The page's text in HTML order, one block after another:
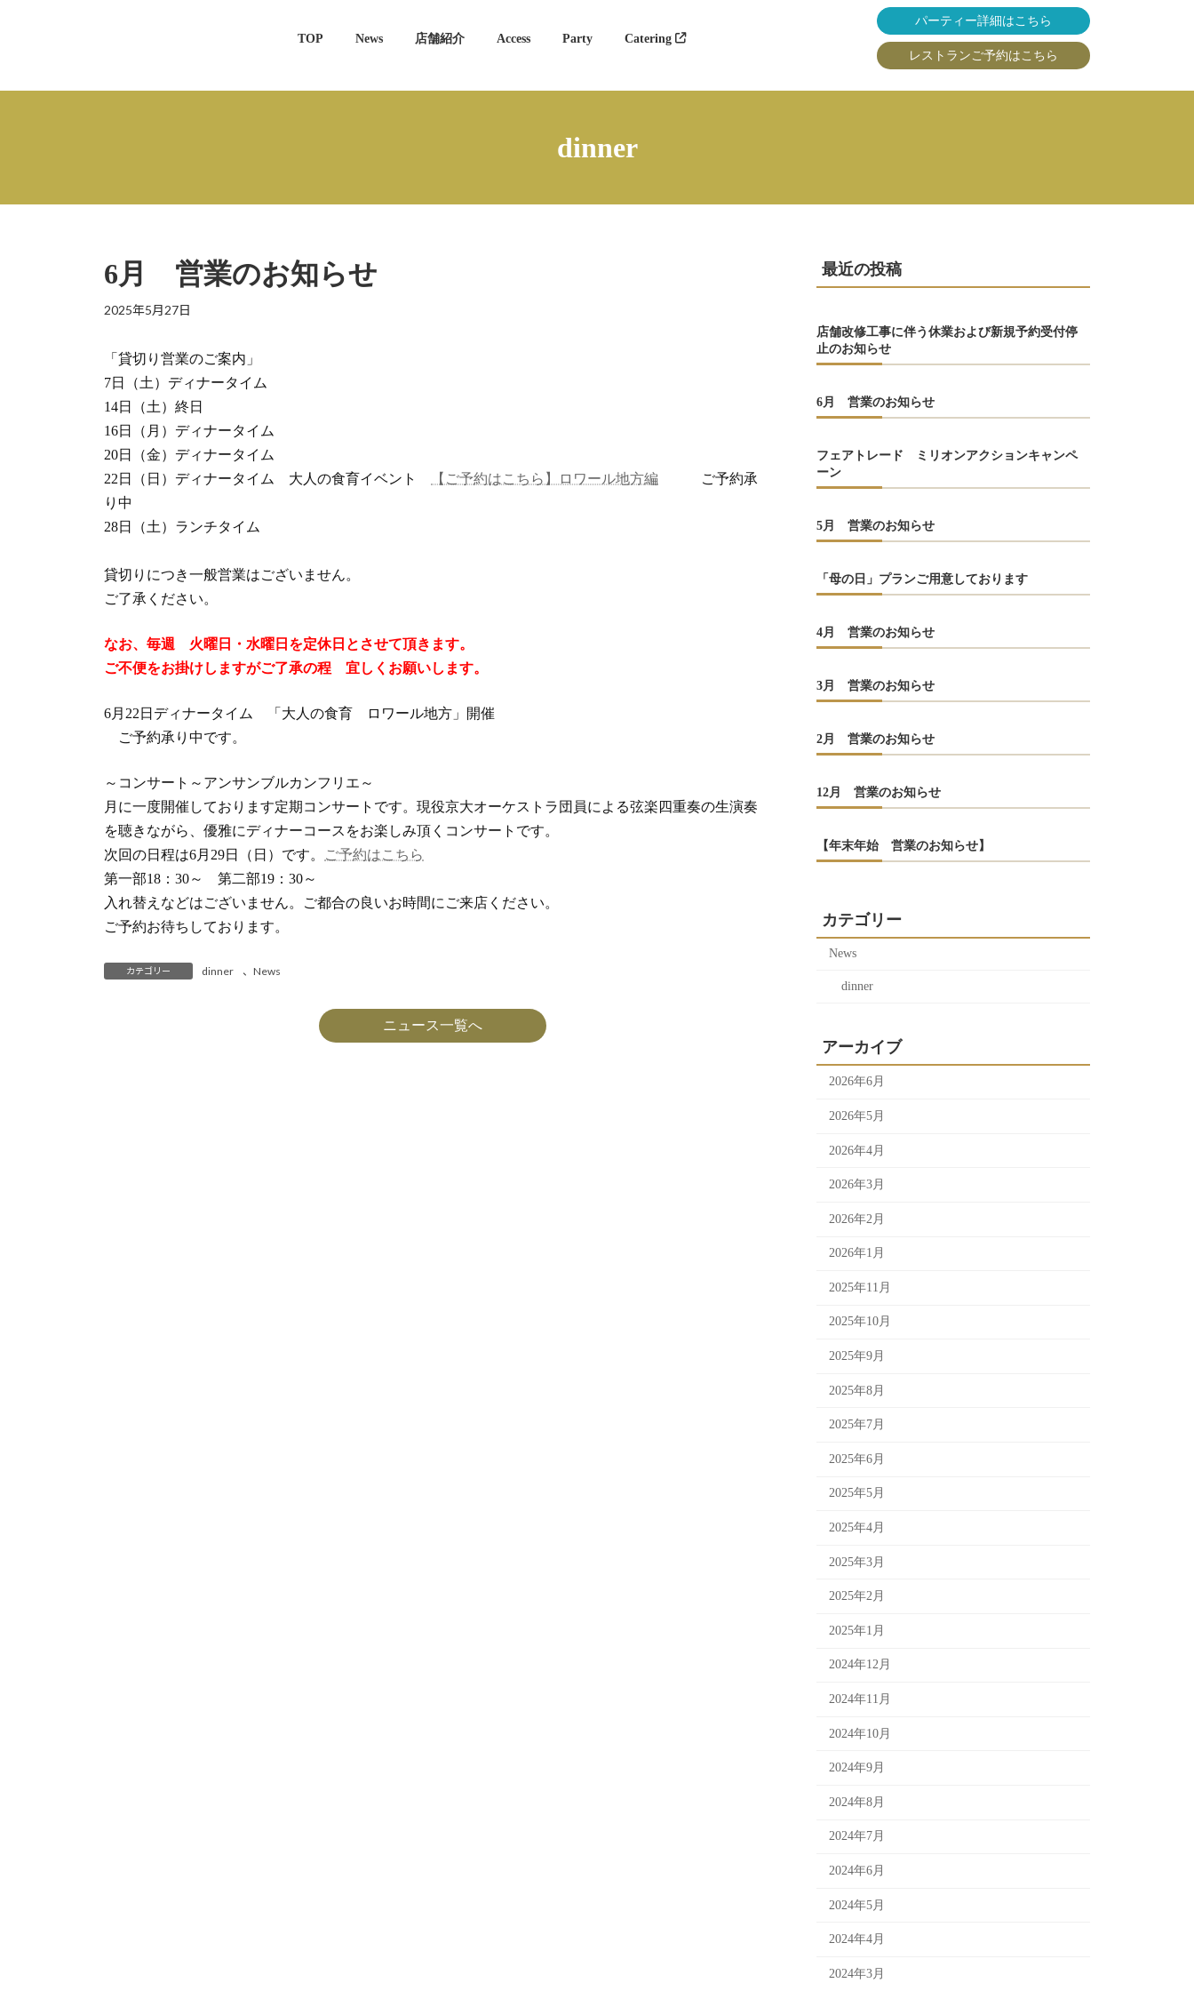
ツ
プ
シ
動
TOP News 店舗紹介 Access Party Catering
パーティー詳細はこちら
レストランご予約はこちら
dinner
6月 営業のお知らせ
2025年5月27日
「貸切り営業のご案内」
7日（土）ディナータイム
14日（土）終日
16日（月）ディナータイム
20日（金）ディナータイム
22日（日）ディナータイム 大人の食育イベント
【ご予約はこちら】ロワール地方編 ご予約承
り中
28日（土）ランチタイム
貸切りにつき一般営業はございません。
ご了承ください。
なお、毎週 火曜日・水曜日を定休日とさせて頂きます。
ご不便をお掛けしますがご了承の程 宜しくお願いします。
6月22日ディナータイム 「大人の食育 ロワール地方」開催
ご予約承り中です。
～コンサート～アンサンブルカンフリエ～
月に一度開催しております定期コンサートです。現役京大オーケストラ団員による弦楽四重奏の生演奏
を聴きながら、優雅にディナーコースをお楽しみ頂くコンサートです。
次回の日程は6月29日（日）です。
ご予約はこちら
第一部18：30～ 第二部19：30～
入れ替えなどはございません。ご都合の良いお時間にご来店ください。
ご予約お待ちしております。
カテゴリー dinner 、 News
ニュース一覧へ
最近の投稿
店舗改修工事に伴う休業および新規予約受付停
止のお知らせ
6月 営業のお知らせ
フェアトレード ミリオンアクションキャンペ
ーン
5月 営業のお知らせ
「母の日」プランご用意しております
4月 営業のお知らせ
3月 営業のお知らせ
2月 営業のお知らせ
12月 営業のお知らせ
【年末年始 営業のお知らせ】
カテゴリー
News
dinner
アーカイブ
2026年6月
2026年5月
2026年4月
2026年3月
2026年2月
2026年1月
2025年11月
2025年10月
2025年9月
2025年8月
2025年7月
2025年6月
2025年5月
2025年4月
2025年3月
2025年2月
2025年1月
2024年12月
2024年11月
2024年10月
2024年9月
2024年8月
2024年7月
2024年6月
2024年5月
2024年4月
2024年3月